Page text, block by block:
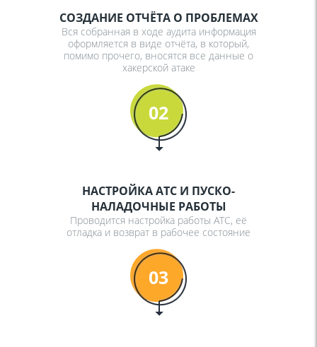
СОЗДАНИЕ ОТЧЁТА О ПРОБЛЕМАХ
Вся собранная в ходе аудита информация
оформляется в виде отчёта, в который,
помимо прочего, вносятся все данные о
хакерской атаке
02
НАСТРОЙКА АТС И ПУСКО-
НАЛАДОЧНЫЕ РАБОТЫ
Проводится настройка работы АТС, её
отладка и возврат в рабочее состояние
03